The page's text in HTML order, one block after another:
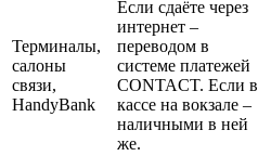
Терминалы,
салоны
связи,
HandyBank
Если сдаёте через
интернет –
переводом в
системе платежей
CONTACT. Если в
кассе на вокзале –
наличными в ней
же.